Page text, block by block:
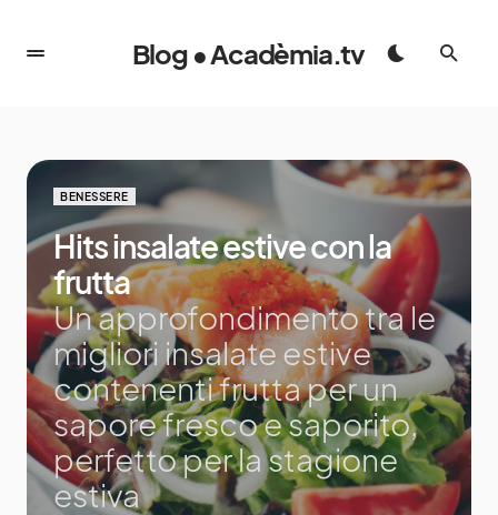
Blog • Acadèmia.tv
BENESSERE
Hits insalate estive con la
frutta
Un approfondimento tra le
migliori insalate estive
contenenti frutta per un
sapore fresco e saporito,
perfetto per la stagione
estiva